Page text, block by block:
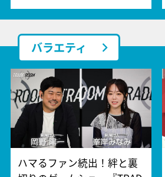
バラエティ
ハマるファン続出！絆と裏